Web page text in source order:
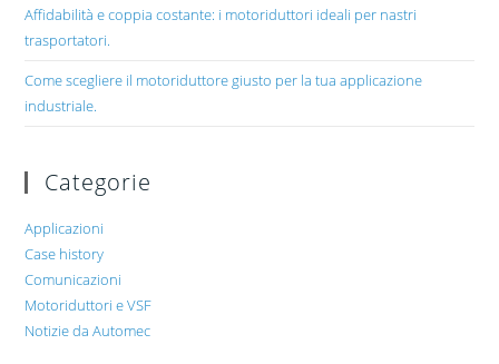
Affidabilità e coppia costante: i motoriduttori ideali per nastri
trasportatori.
Come scegliere il motoriduttore giusto per la tua applicazione
industriale.
Categorie
Applicazioni
Case history
Comunicazioni
Motoriduttori e VSF
Notizie da Automec